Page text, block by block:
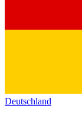
Deutschland